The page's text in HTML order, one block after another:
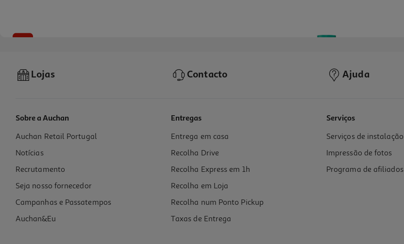
Condicionador Luna Espessante 300ml
14.4 €/un
14,40 €
Lojas Contacto Ajuda
Sobre a Auchan
Auchan Retail Portugal
Notícias
Recrutamento
Seja nosso fornecedor
Campanhas e Passatempos
Auchan&Eu
Entregas
Entrega em casa
Recolha Drive
Recolha Express em 1h
Recolha em Loja
Recolha num Ponto Pickup
Taxas de Entrega
Serviços
Serviços de instalação
Impressão de fotos
Programa de afiliados